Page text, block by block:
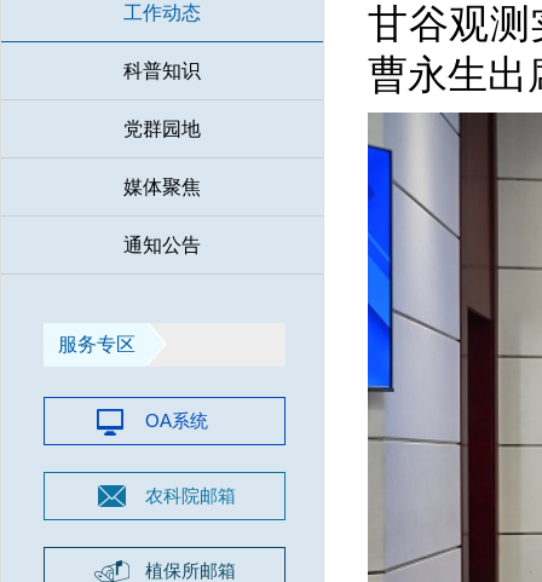
工作动态
科普知识
党群园地
媒体聚焦
通知公告
服务专区
OA系统
农科院邮箱
植保所邮箱
甘谷观测
曹永生出